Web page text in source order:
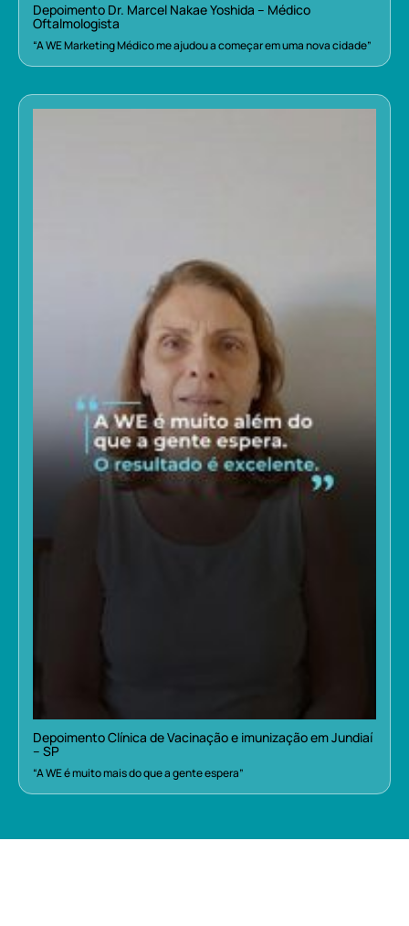
Depoimento Dr. Marcel Nakae Yoshida – Médico
Oftalmologista
“A WE Marketing Médico me ajudou a começar em uma nova cidade”
Depoimento Clínica de Vacinação e imunização em Jundiaí
– SP
“A WE é muito mais do que a gente espera”